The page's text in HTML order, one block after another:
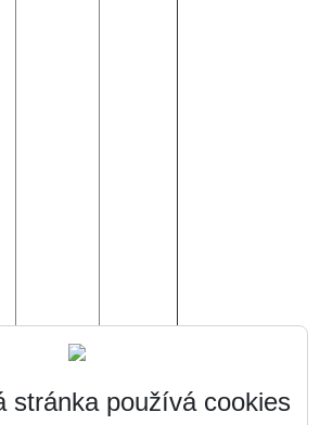
systému
MÍST BYLA NA OBA
stránka používá cookies